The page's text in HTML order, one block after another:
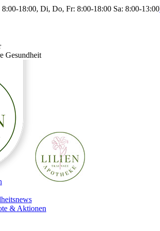
18:00, Di, Do, Fr: 8:00-18:00 Sa: 8:00-13:00
Gesundheit
& Aktionen